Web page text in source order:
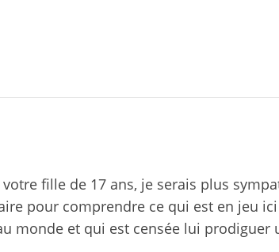
fille de 17 ans, je serais plus
pour comprendre ce qui est en jeu
monde et qui est censée lui